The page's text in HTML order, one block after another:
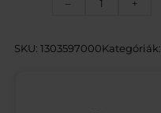
–
L
+
SKU: 1303597000Kategóriák: